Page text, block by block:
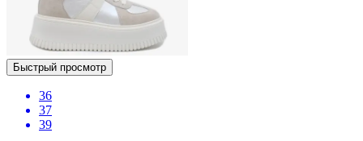
Быстрый просмотр
36
37
39